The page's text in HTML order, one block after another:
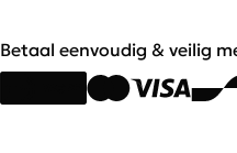
Betaal eenvoudig & veilig